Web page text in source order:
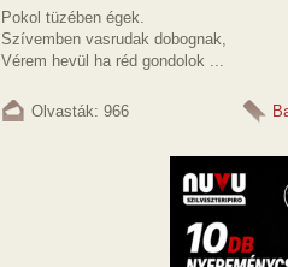
Pokol tüzében égek.
Szívemben vasrudak dobognak,
Vérem hevül ha réd gondolok ...
Olvasták: 966